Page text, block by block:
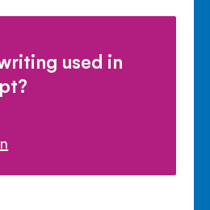
used in